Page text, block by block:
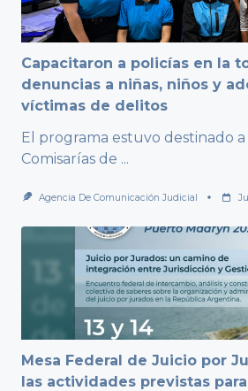
Capacitaron a policías en la
denuncias a niñas, niños y
víctimas de delitos
El programa estuvo destinado
Comisarías de ...
Agencia De Comunicación Judicial
Mesa Federal de Juicio por
las actividades previstas